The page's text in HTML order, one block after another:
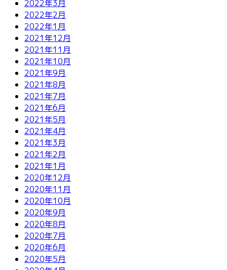
2022年3月
2022年2月
2022年1月
2021年12月
2021年11月
2021年10月
2021年9月
2021年8月
2021年7月
2021年6月
2021年5月
2021年4月
2021年3月
2021年2月
2021年1月
2020年12月
2020年11月
2020年10月
2020年9月
2020年8月
2020年7月
2020年6月
2020年5月